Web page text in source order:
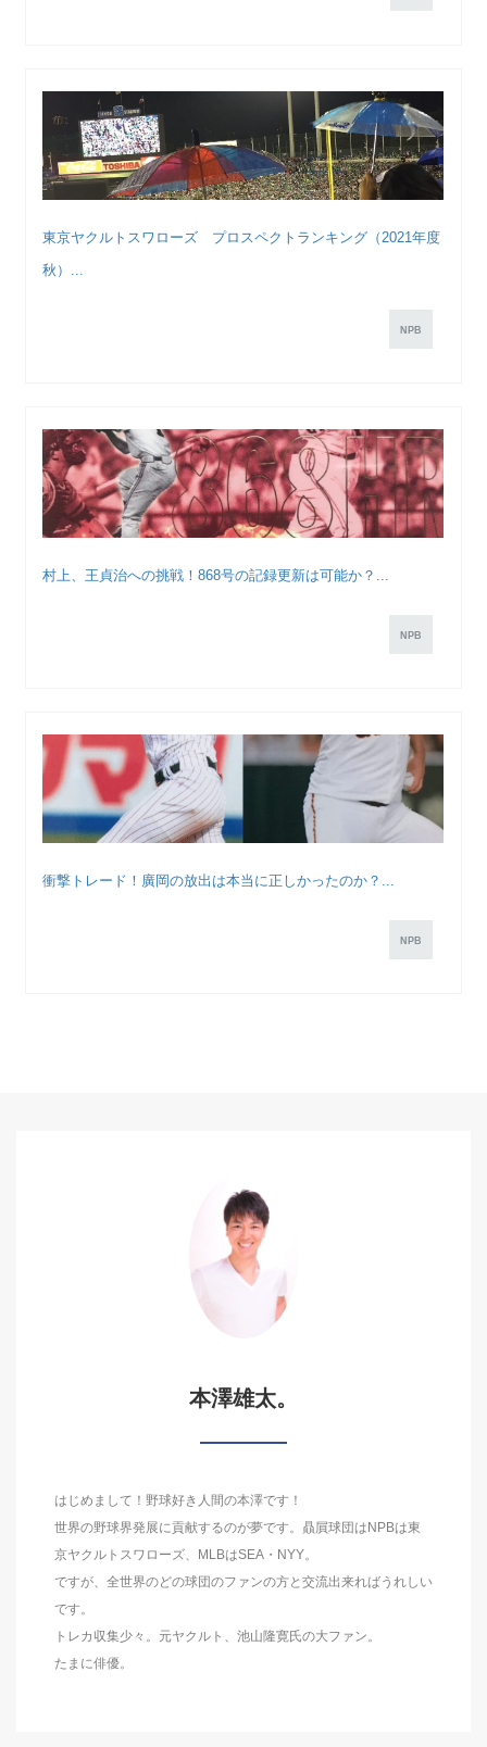
東京ヤクルトスワローズ プロスペクトランキング（2021年度
秋）...
NPB
村上、王貞治への挑戦！868号の記録更新は可能か？...
NPB
衝撃トレード！廣岡の放出は本当に正しかったのか？...
NPB
本澤雄太。
はじめまして！野球好き人間の本澤です！
世界の野球界発展に貢献するのが夢です。贔屓球団はNPBは東
京ヤクルトスワローズ、MLBはSEA・NYY。
ですが、全世界のどの球団のファンの方と交流出来ればうれしい
です。
トレカ収集少々。元ヤクルト、池山隆寛氏の大ファン。
たまに俳優。